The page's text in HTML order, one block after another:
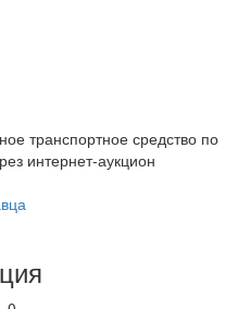
транспортное средство по
интернет-аукцион